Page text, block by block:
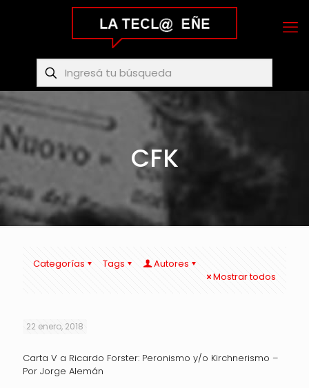
CFK
Categorías Tags
Autores
Mostrar todos
22 enero, 2018
Carta V a Ricardo Forster: Peronismo y/o Kirchnerismo –
Por Jorge Alemán